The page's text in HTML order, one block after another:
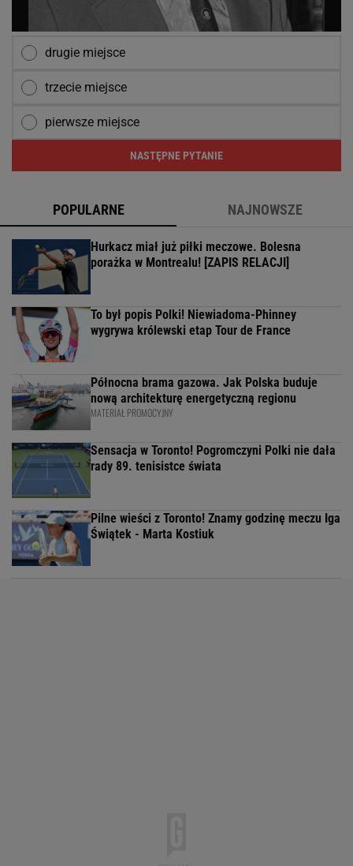
drugie miejsce
trzecie miejsce
pierwsze miejsce
NASTĘPNE PYTANIE
POPULARNE NAJNOWSZE
Hurkacz miał już piłki meczowe. Bolesna
porażka w Montrealu! [ZAPIS RELACJI]
To był popis Polki! Niewiadoma-Phinney
wygrywa królewski etap Tour de France
Północna brama gazowa. Jak Polska buduje
nową architekturę energetyczną regionu
MATERIAŁ PROMOCYJNY
Sensacja w Toronto! Pogromczyni Polki nie dała
rady 89. tenisistce świata
Pilne wieści z Toronto! Znamy godzinę meczu Iga
Świątek - Marta Kostiuk